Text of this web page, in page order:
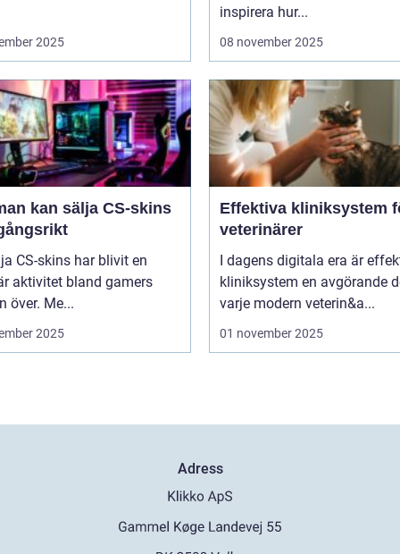
2025
inspirera hur...
08 november 2025
kan sälja CS-skins
CS-skins har blivit en
aktivitet bland gamers
över. Me...
2025
Effektiva kliniksystem
veterinärer
I dagens digitala era är
kliniksystem en avgörande
varje modern veterin&a...
01 november 2025
Adress